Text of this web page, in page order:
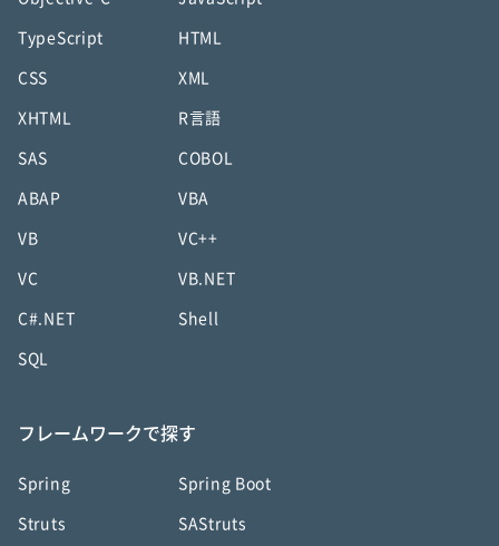
TypeScript HTML
CSS XML
XHTML R言語
SAS COBOL
ABAP VBA
VB VC++
VC VB.NET
C#.NET Shell
SQL
フレームワークで探す
Spring Spring Boot
Struts SAStruts